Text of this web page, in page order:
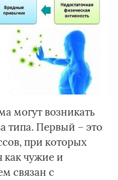
могут возникать
типа. Первый – это
при которых
как чужие и
связан с